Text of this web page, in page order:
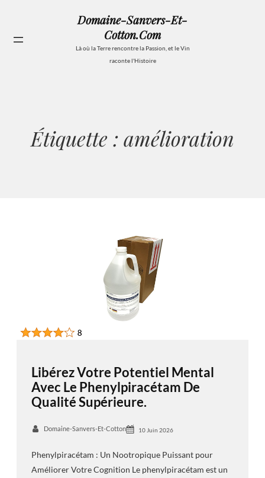
contenu
Domaine-Sanvers-Et-
Cotton.com
Là où la Terre rencontre la Passion, et le Vin
raconte l'Histoire
Étiquette : amélioration
Libérez Votre Potentiel Mental
Avec Le Phenylpiracétam De
Qualité Supérieure.
Domaine-Sanvers-Et-Cotton 10 Juin 2026
Phenylpiracétam : Un Nootropique Puissant pour
Améliorer Votre Cognition Le phenylpiracétam est un